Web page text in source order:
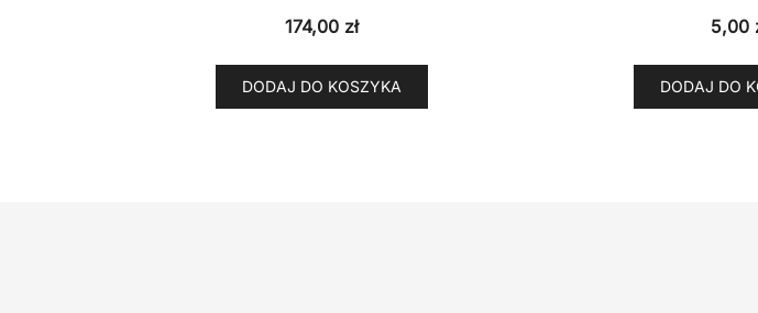
174,00 zł
DODAJ DO KOSZYKA
5,00
DODAJ DO